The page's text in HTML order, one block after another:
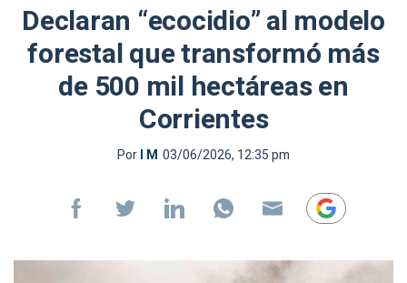
Declaran “ecocidio” al modelo
forestal que transformó más
de 500 mil hectáreas en
Corrientes
PorI M 03/06/2026, 12:35 pm